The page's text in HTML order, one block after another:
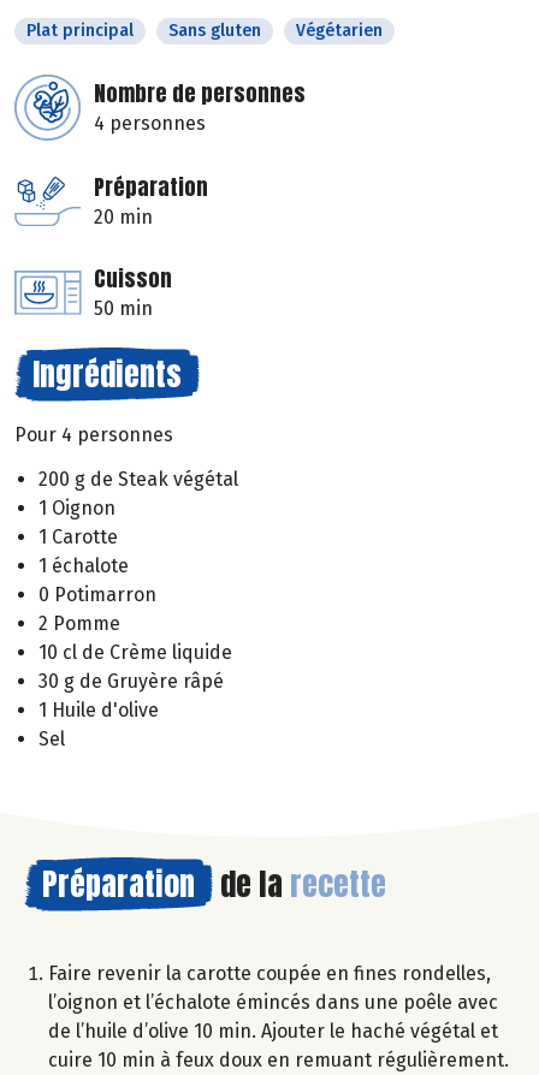
Plat principal Sans gluten Végétarien
Nombre de personnes
4 personnes
Préparation
20 min
Cuisson
50 min
Ingrédients
Pour 4 personnes
200 g de Steak végétal
1 Oignon
1 Carotte
1 échalote
0 Potimarron
2 Pomme
10 cl de Crème liquide
30 g de Gruyère râpé
1 Huile d'olive
Sel
Préparation de la recette
Faire revenir la carotte coupée en fines rondelles,
l’oignon et l’échalote émincés dans une poêle avec
de l’huile d’olive 10 min. Ajouter le haché végétal et
cuire 10 min à feux doux en remuant régulièrement.